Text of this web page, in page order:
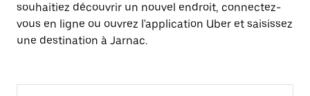
souhaitiez découvrir un nouvel endroit, connectez-
vous en ligne ou ouvrez l'application Uber et saisissez
une destination à Jarnac.